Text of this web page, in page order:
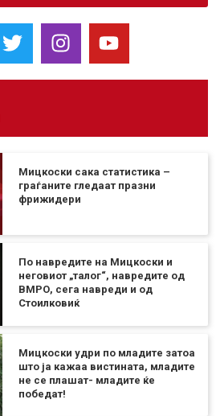
Мицкоски сака статистика –
граѓаните гледаат празни
фрижидери
По навредите на Мицкоски и
неговиот „талог“, навредите од
ВМРО, сега навреди и од
Стоилковиќ
Мицкоски удри по младите затоа
што ја кажаа вистината, младите
не се плашат- младите ќе
победат!